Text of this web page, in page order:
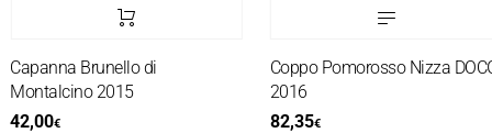
Brunello di
2015
€
Coppo Pomorosso Nizza DOCG
2016
82,35€